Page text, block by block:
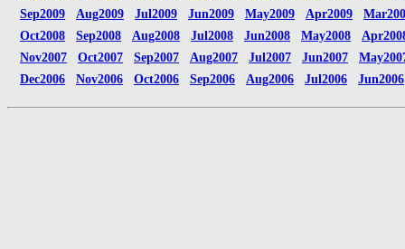
Sep2009
Aug2009 Jul2009 Jun2009 May2009 Apr2009
Oct2008
Sep2008 Aug2008 Jul2008 Jun2008 May2008
Nov2007
Oct2007 Sep2007 Aug2007 Jul2007 Jun2007
Dec2006
Nov2006 Oct2006 Sep2006 Aug2006 Jul2006 Jun2006